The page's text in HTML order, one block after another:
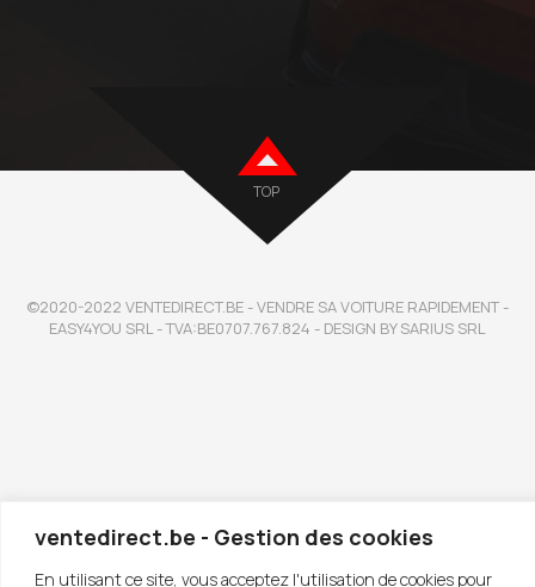
ventedirect.be - Gestion des cookies
En utilisant ce site, vous acceptez l'utilisation de cookies pour
TOP
©2020-2022 VENTEDIRECT.BE - VENDRE SA VOITURE RAPIDEMENT -
EASY4YOU SRL - TVA:BE0707.767.824 - DESIGN BY SARIUS SRL